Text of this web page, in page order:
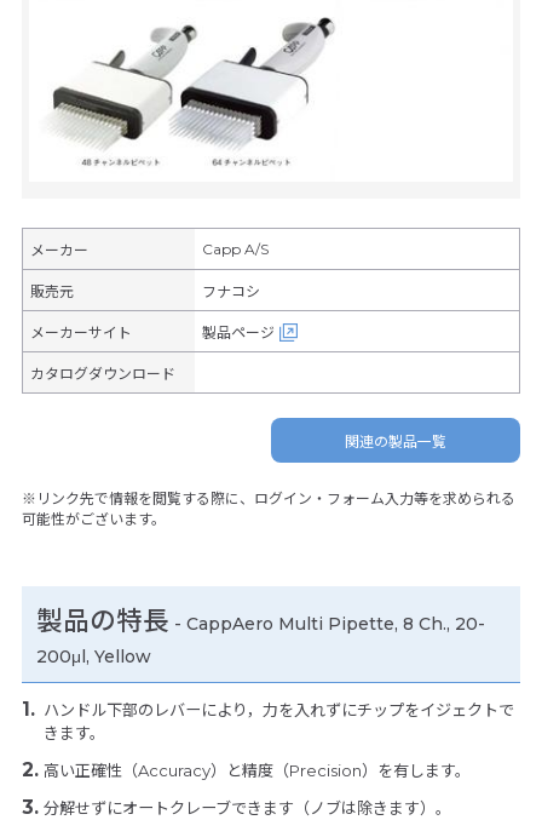
メーカー Capp A/S
販売元 フナコシ
メーカーサイト 製品ページ
カタログダウンロード
関連の製品一覧
※リンク先で情報を閲覧する際に、ログイン・フォーム入力等を求められる
可能性がございます。
製品の特長 - CappAero Multi Pipette, 8 Ch., 20-
200μl, Yellow
ハンドル下部のレバーにより，力を入れずにチップをイジェクトで
きます。
高い正確性（Accuracy）と精度（Precision）を有します。
分解せずにオートクレーブできます（ノブは除きます）。